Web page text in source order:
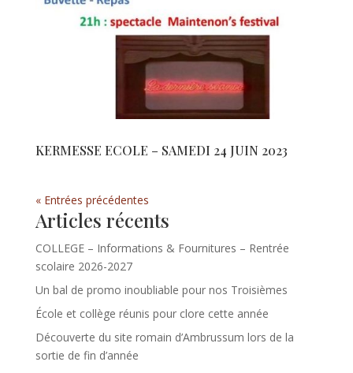
KERMESSE ECOLE – SAMEDI 24 JUIN 2023
« Entrées précédentes
Articles récents
COLLEGE – Informations & Fournitures – Rentrée
scolaire 2026-2027
Un bal de promo inoubliable pour nos Troisièmes
École et collège réunis pour clore cette année
Découverte du site romain d’Ambrussum lors de la
sortie de fin d’année